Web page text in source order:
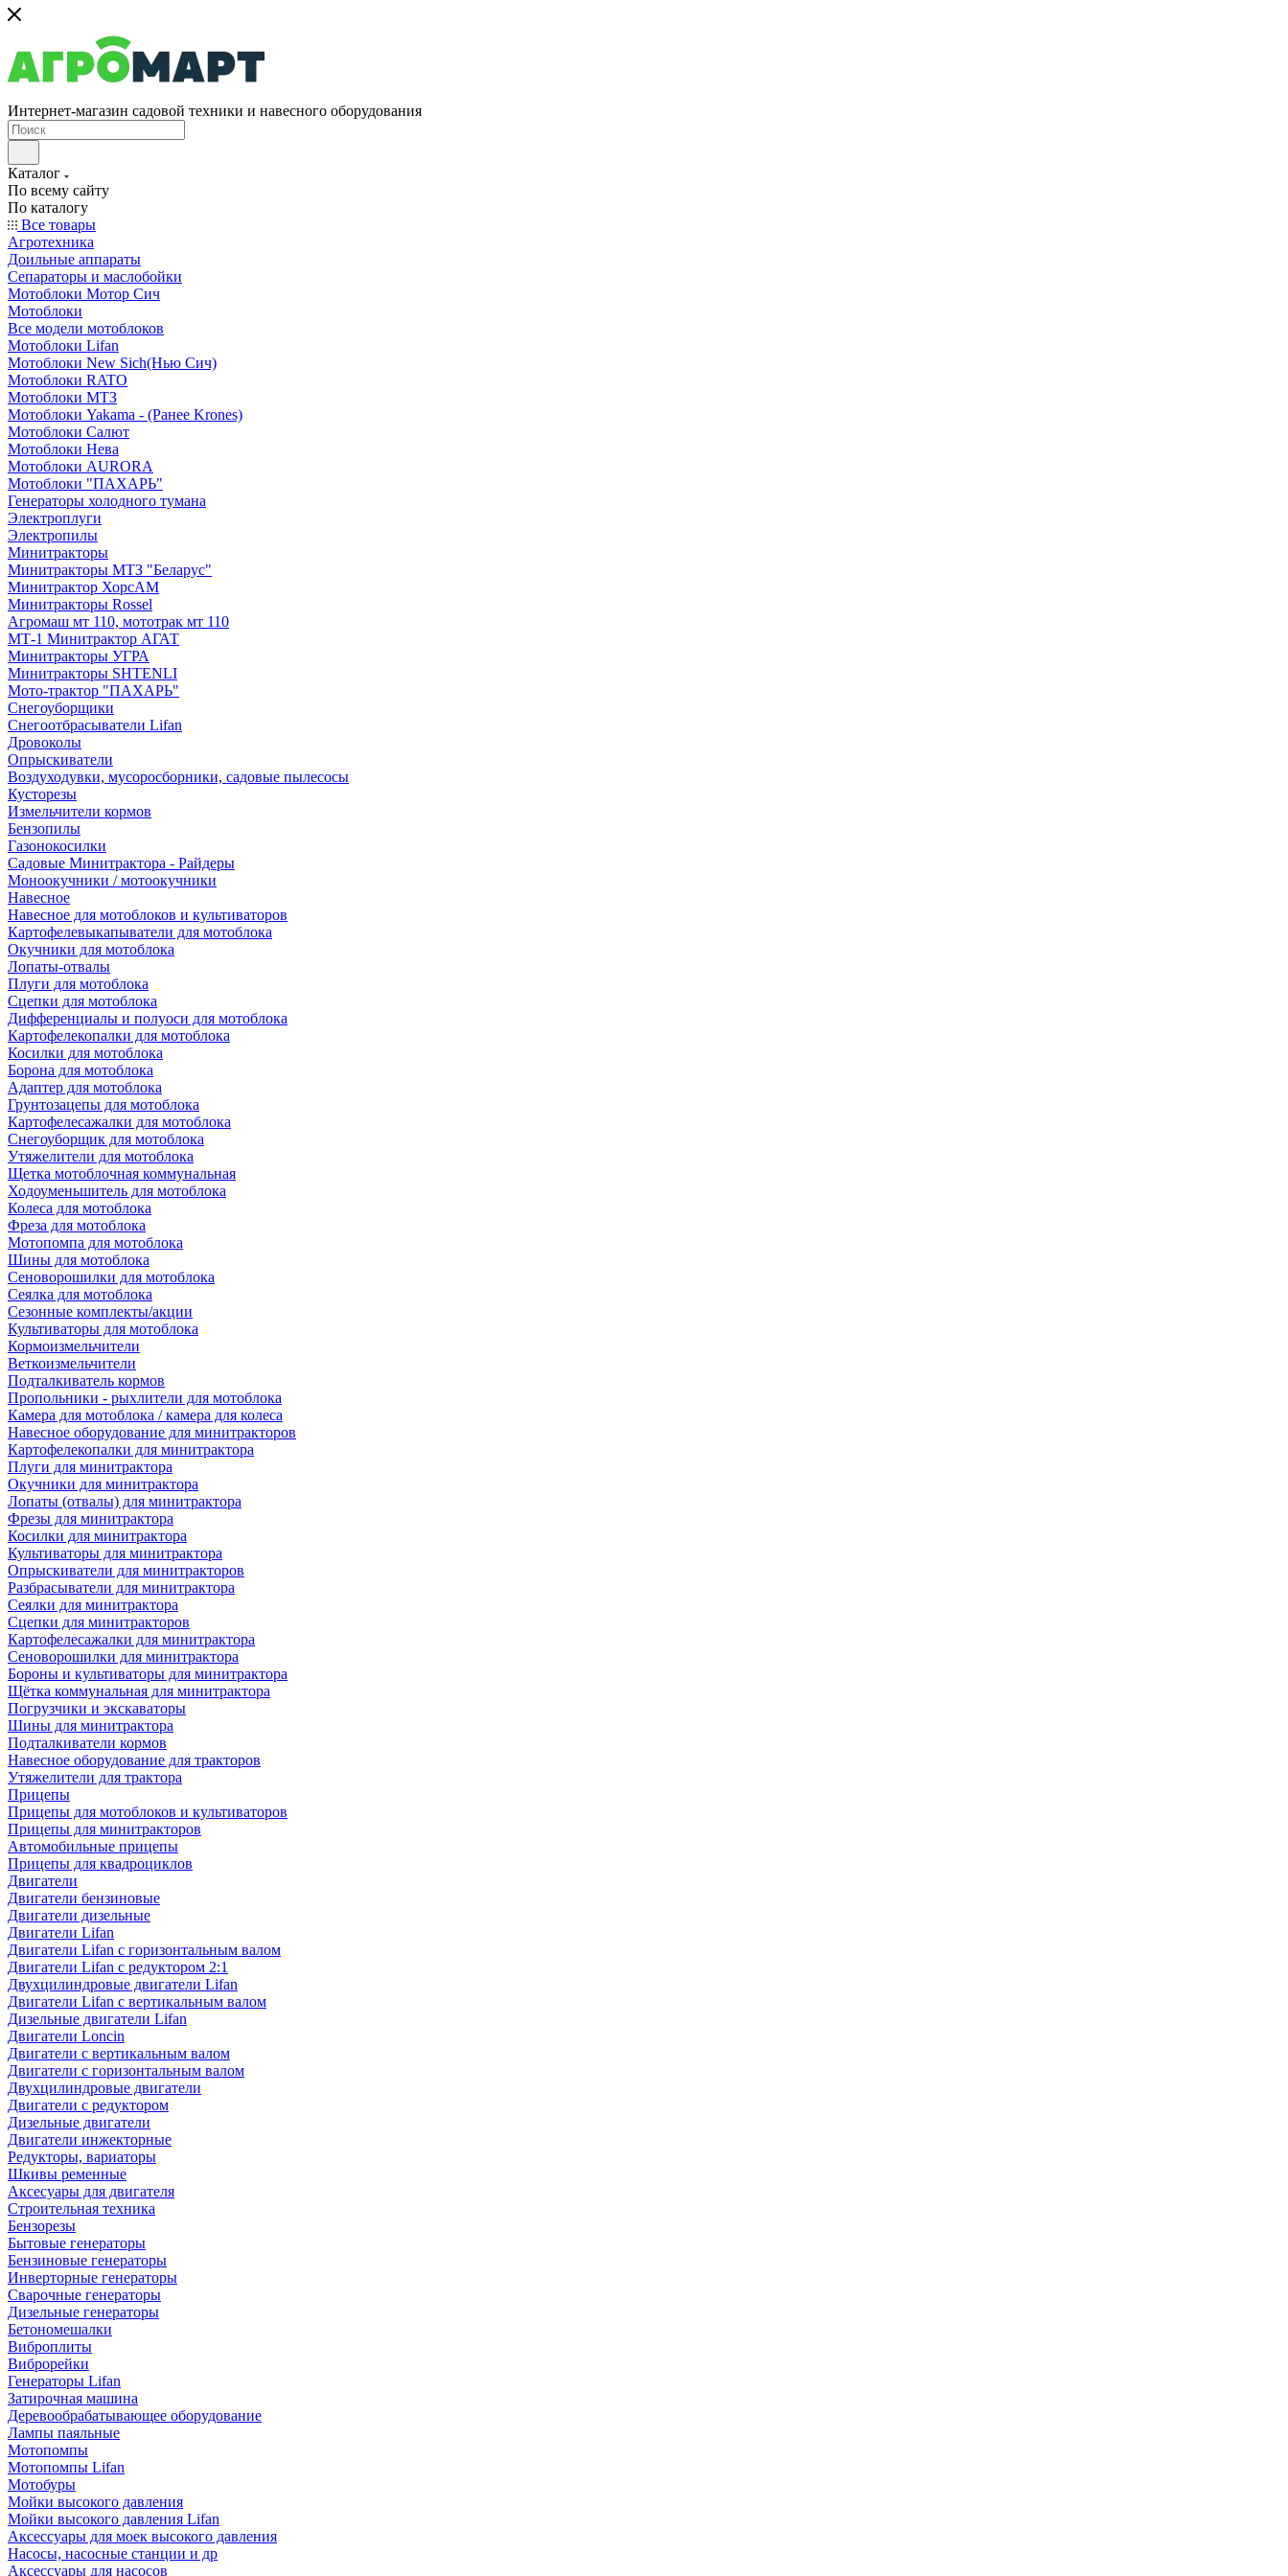
Интернет-магазин садовой техники и навесного оборудования
Каталог
По всему сайту
По каталогу
Все товары
Агротехника
Доильные аппараты
Сепараторы и маслобойки
Мотоблоки Мотор Сич
Мотоблоки
Все модели мотоблоков
Мотоблоки Lifan
Мотоблоки New Sich(Нью Сич)
Мотоблоки RATO
Мотоблоки МТЗ
Мотоблоки Yakama - (Ранее Krones)
Мотоблоки Салют
Мотоблоки Нева
Мотоблоки AURORA
Мотоблоки "ПАХАРЬ"
Генераторы холодного тумана
Электроплуги
Электропилы
Минитракторы
Минитракторы МТЗ "Беларус"
Минитрактор ХорсАМ
Минитракторы Rossel
Агромаш мт 110, мототрак мт 110
МТ-1 Минитрактор АГАТ
Минитракторы УГРА
Минитракторы SHTENLI
Мото-трактор "ПАХАРЬ"
Снегоуборщики
Снегоотбрасыватели Lifan
Дровоколы
Опрыскиватели
Воздуходувки, мусоросборники, cадовые пылесосы
Кусторезы
Измельчители кормов
Бензопилы
Газонокосилки
Садовые Минитрактора - Райдеры
Моноокучники / мотоокучники
Навесное
Навесное для мотоблоков и культиваторов
Картофелевыкапыватели для мотоблока
Окучники для мотоблока
Лопаты-отвалы
Плуги для мотоблока
Сцепки для мотоблока
Дифференциалы и полуоси для мотоблока
Картофелекопалки для мотоблока
Косилки для мотоблока
Борона для мотоблока
Адаптер для мотоблока
Грунтозацепы для мотоблока
Картофелесажалки для мотоблока
Снегоуборщик для мотоблока
Утяжелители для мотоблока
Щетка мотоблочная коммунальная
Ходоуменьшитель для мотоблока
Колеса для мотоблока
Фреза для мотоблока
Мотопомпа для мотоблока
Шины для мотоблока
Сеноворошилки для мотоблока
Сеялка для мотоблока
Сезонные комплекты/акции
Культиваторы для мотоблока
Кормоизмельчители
Веткоизмельчители
Подталкиватель кормов
Пропольники - рыхлители для мотоблока
Камера для мотоблока / камера для колеса
Навесное оборудование для минитракторов
Картофелекопалки для минитрактора
Плуги для минитрактора
Окучники для минитрактора
Лопаты (отвалы) для минитрактора
Фрезы для минитрактора
Косилки для минитрактора
Культиваторы для минитрактора
Опрыскиватели для минитракторов
Разбрасыватели для минитрактора
Сеялки для минитрактора
Сцепки для минитракторов
Картофелесажалки для минитрактора
Сеноворошилки для минитрактора
Бороны и культиваторы для минитрактора
Щётка коммунальная для минитрактора
Погрузчики и экскаваторы
Шины для минитрактора
Подталкиватели кормов
Навесное оборудование для тракторов
Утяжелители для трактора
Прицепы
Прицепы для мотоблоков и культиваторов
Прицепы для минитракторов
Автомобильные прицепы
Прицепы для квадроциклов
Двигатели
Двигатели бензиновые
Двигатели дизельные
Двигатели Lifan
Двигатели Lifan с горизонтальным валом
Двигатели Lifan с редуктором 2:1
Двухцилиндровые двигатели Lifan
Двигатели Lifan с вертикальным валом
Дизельные двигатели Lifan
Двигатели Loncin
Двигатели с вертикальным валом
Двигатели с горизонтальным валом
Двухцилиндровые двигатели
Двигатели с редуктором
Дизельные двигатели
Двигатели инжекторные
Редукторы, вариаторы
Шкивы ременные
Аксесуары для двигателя
Строительная техника
Бензорезы
Бытовые генераторы
Бензиновые генераторы
Инверторные генераторы
Сварочные генераторы
Дизельные генераторы
Бетономешалки
Виброплиты
Виброрейки
Генераторы Lifan
Затирочная машина
Деревообрабатывающее оборудование
Лампы паяльные
Мотопомпы
Мотопомпы Lifan
Мотобуры
Мойки высокого давления
Мойки высокого давления Lifan
Аксессуары для моек высокого давления
Насосы, насосные станции и др
Аксессуары для насосов